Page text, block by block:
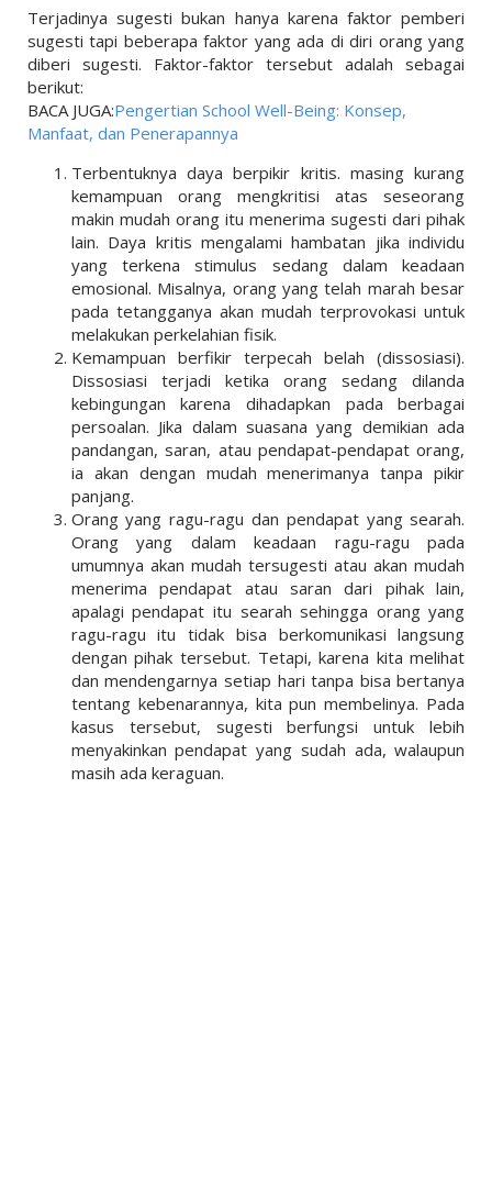
Terjadinya sugesti bukan hanya karena faktor pemberi
sugesti tapi beberapa faktor yang ada di diri orang yang
diberi sugesti. Faktor-faktor tersebut adalah sebagai
berikut:
BACA JUGA:Pengertian School Well-Being: Konsep,
Manfaat, dan Penerapannya
Terbentuknya daya berpikir kritis. masing kurang
kemampuan orang mengkritisi atas seseorang
makin mudah orang itu menerima sugesti dari pihak
lain. Daya kritis mengalami hambatan jika individu
yang terkena stimulus sedang dalam keadaan
emosional. Misalnya, orang yang telah marah besar
pada tetangganya akan mudah terprovokasi untuk
melakukan perkelahian fisik.
Kemampuan berfikir terpecah belah (dissosiasi).
Dissosiasi terjadi ketika orang sedang dilanda
kebingungan karena dihadapkan pada berbagai
persoalan. Jika dalam suasana yang demikian ada
pandangan, saran, atau pendapat-pendapat orang,
ia akan dengan mudah menerimanya tanpa pikir
panjang.
Orang yang ragu-ragu dan pendapat yang searah.
Orang yang dalam keadaan ragu-ragu pada
umumnya akan mudah tersugesti atau akan mudah
menerima pendapat atau saran dari pihak lain,
apalagi pendapat itu searah sehingga orang yang
ragu-ragu itu tidak bisa berkomunikasi langsung
dengan pihak tersebut. Tetapi, karena kita melihat
dan mendengarnya setiap hari tanpa bisa bertanya
tentang kebenarannya, kita pun membelinya. Pada
kasus tersebut, sugesti berfungsi untuk lebih
menyakinkan pendapat yang sudah ada, walaupun
masih ada keraguan.